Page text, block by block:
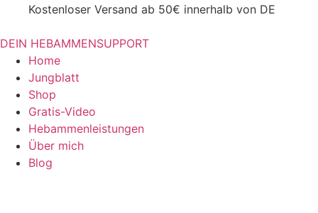
Kostenloser Versand ab 50€ innerhalb von DE
DEIN HEBAMMENSUPPORT
Home
Jungblatt
Shop
Gratis-Video
Hebammenleistungen
Über mich
Blog